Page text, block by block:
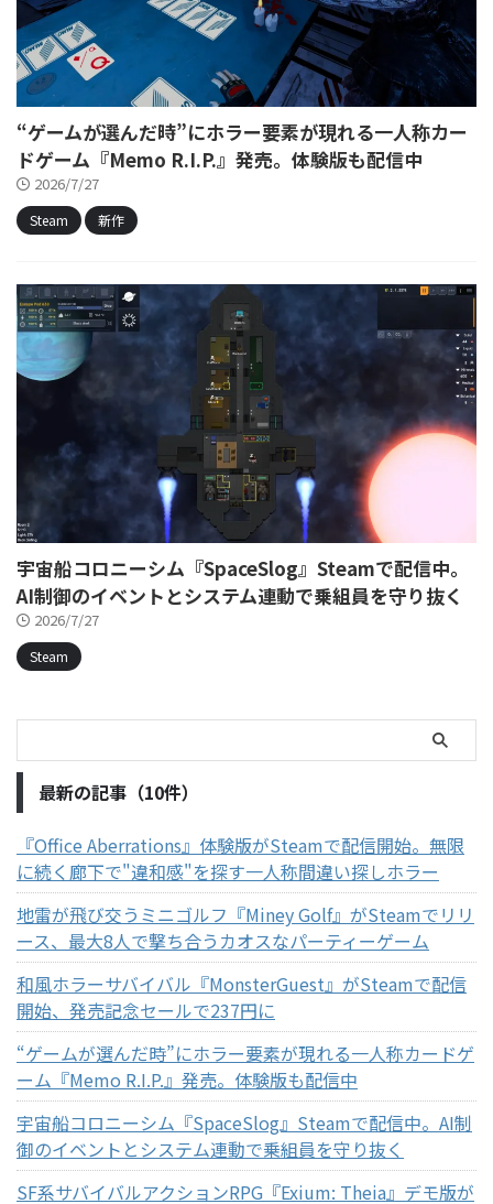
“ゲームが選んだ時”にホラー要素が現れる一人称カー
ドゲーム『Memo R.I.P.』発売。体験版も配信中
2026/7/27
Steam 新作
宇宙船コロニーシム『SpaceSlog』Steamで配信中。
AI制御のイベントとシステム連動で乗組員を守り抜く
2026/7/27
Steam
最新の記事（10件）
『Office Aberrations』体験版がSteamで配信開始。無限
に続く廊下で"違和感"を探す一人称間違い探しホラー
地雷が飛び交うミニゴルフ『Miney Golf』がSteamでリリ
ース、最大8人で撃ち合うカオスなパーティーゲーム
和風ホラーサバイバル『MonsterGuest』がSteamで配信
開始、発売記念セールで237円に
“ゲームが選んだ時”にホラー要素が現れる一人称カードゲ
ーム『Memo R.I.P.』発売。体験版も配信中
宇宙船コロニーシム『SpaceSlog』Steamで配信中。AI制
御のイベントとシステム連動で乗組員を守り抜く
SF系サバイバルアクションRPG『Exium: Theia』デモ版が